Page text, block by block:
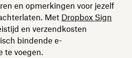
en opmerkingen voor jezelf
Met Dropbox Sign
en verzendkosten
bindende e-
te voegen.